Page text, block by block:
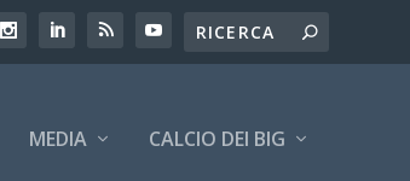
MEDIA CALCIO DEI BIG